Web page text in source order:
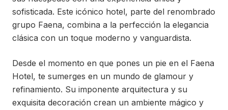
sofisticada. Este icónico hotel, parte del renombrado
grupo Faena, combina a la perfección la elegancia
clásica con un toque moderno y vanguardista.
Desde el momento en que pones un pie en el Faena
Hotel, te sumerges en un mundo de glamour y
refinamiento. Su imponente arquitectura y su
exquisita decoración crean un ambiente mágico y